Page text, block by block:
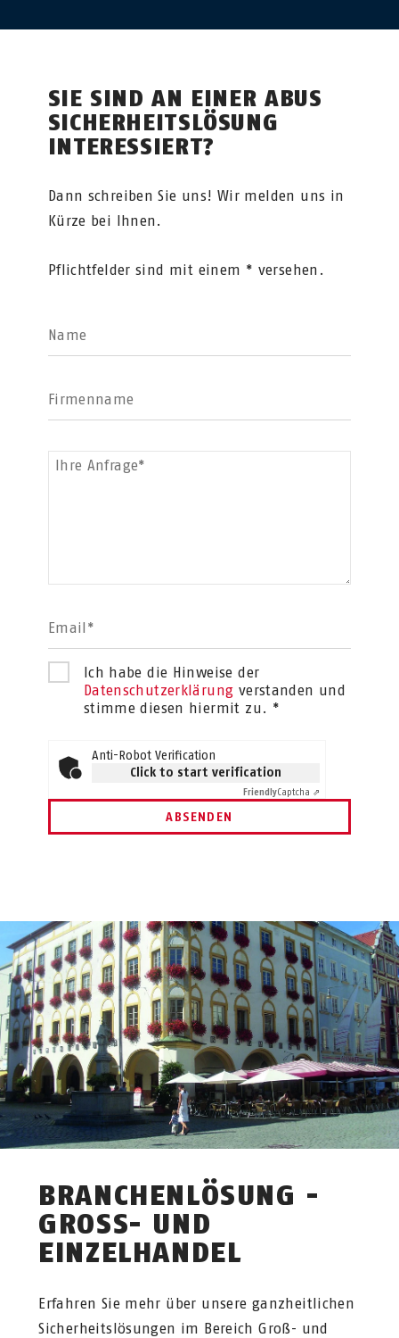
SIE SIND AN EINER ABUS
SICHERHEITSLÖSUNG
INTERESSIERT?
Dann schreiben Sie uns! Wir melden uns in
Kürze bei Ihnen.
Pflichtfelder sind mit einem * versehen.
Name
Firmenname
Ihre Anfrage*
Email*
Ich habe die Hinweise der
Datenschutzerklärung verstanden und
stimme diesen hiermit zu. *
Anti-Robot Verification
Click to start verification
FriendlyCaptcha ⇗
ABSENDEN
BRANCHENLÖSUNG -
GROSS- UND E
INZELHANDEL
Erfahren Sie mehr über unsere ganzheitlichen
Sicherheitslösungen im Bereich Groß- und